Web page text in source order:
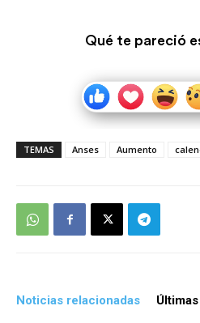
Qué te pareció
TEMAS Anses Aumento
Noticias relacionadas